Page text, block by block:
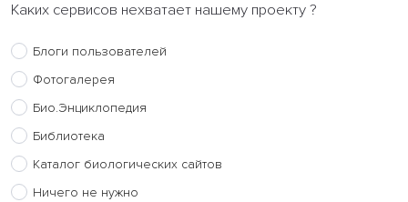
Каких сервисов нехватает нашему проекту ?
Блоги пользователей
Фотогалерея
Био.Энциклопедия
Библиотека
Каталог биологических сайтов
Ничего не нужно